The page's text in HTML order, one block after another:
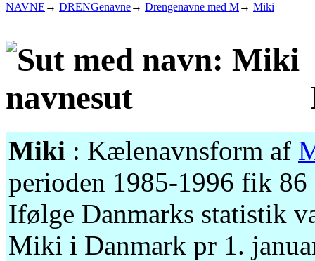
NAVNE → DRENGenavne→ Drengenavne med M→ Miki
Miki : Kælenavnsform af
perioden 1985-1996 fik
Ifølge Danmarks statistik
Miki i Danmark pr 1.